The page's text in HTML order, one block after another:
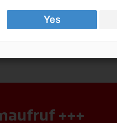
Partnern angefordert
Zudem achtet CARE auf
für medizinisches
+++
Yes